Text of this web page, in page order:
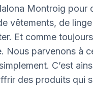
Montroig pour
vêtements, de
Et comme
Nous parvenons à
C’est
des produits qui